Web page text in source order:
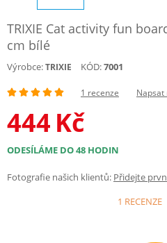
TRIXIE Cat activity fun
cm bílé
Výrobce:TRIXIE KÓD:7001
1 recenze Napsat
444 Kč
ODESÍLÁME DO 48 HODIN
Fotografie našich klientů: Přidejte
1 RECENZE